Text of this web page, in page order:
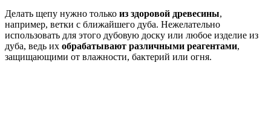
Делать щепу нужно только из здоровой древесины,
например, ветки с ближайшего дуба. Нежелательно
использовать для этого дубовую доску или любое изделие из
дуба, ведь их обрабатывают различными реагентами,
защищающими от влажности, бактерий или огня.